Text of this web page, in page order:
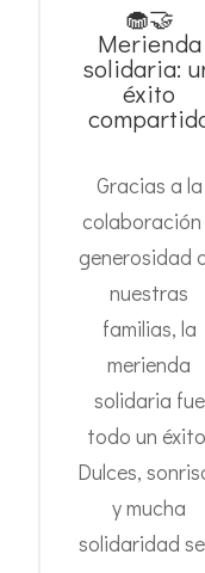
🧁🤝
Merienda
solidaria:
éxito
Gracias a la
colaboración
generosidad
nuestras
familias, la
merienda
solidaria fue
todo un
Dulces,
y mucha
solidaridad